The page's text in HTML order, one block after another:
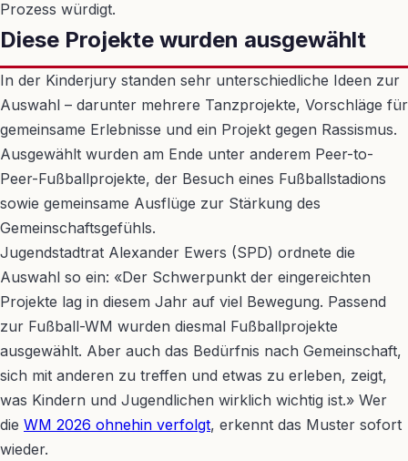
Prozess würdigt.
Diese Projekte wurden ausgewählt
In der Kinderjury standen sehr unterschiedliche Ideen zur
Auswahl – darunter mehrere Tanzprojekte, Vorschläge für
gemeinsame Erlebnisse und ein Projekt gegen Rassismus.
Ausgewählt wurden am Ende unter anderem Peer-to-
Peer-Fußballprojekte, der Besuch eines Fußballstadions
sowie gemeinsame Ausflüge zur Stärkung des
Gemeinschaftsgefühls.
Jugendstadtrat Alexander Ewers (SPD) ordnete die
Auswahl so ein: «Der Schwerpunkt der eingereichten
Projekte lag in diesem Jahr auf viel Bewegung. Passend
zur Fußball-WM wurden diesmal Fußballprojekte
ausgewählt. Aber auch das Bedürfnis nach Gemeinschaft,
sich mit anderen zu treffen und etwas zu erleben, zeigt,
was Kindern und Jugendlichen wirklich wichtig ist.» Wer
die WM 2026 ohnehin verfolgt, erkennt das Muster sofort
wieder.